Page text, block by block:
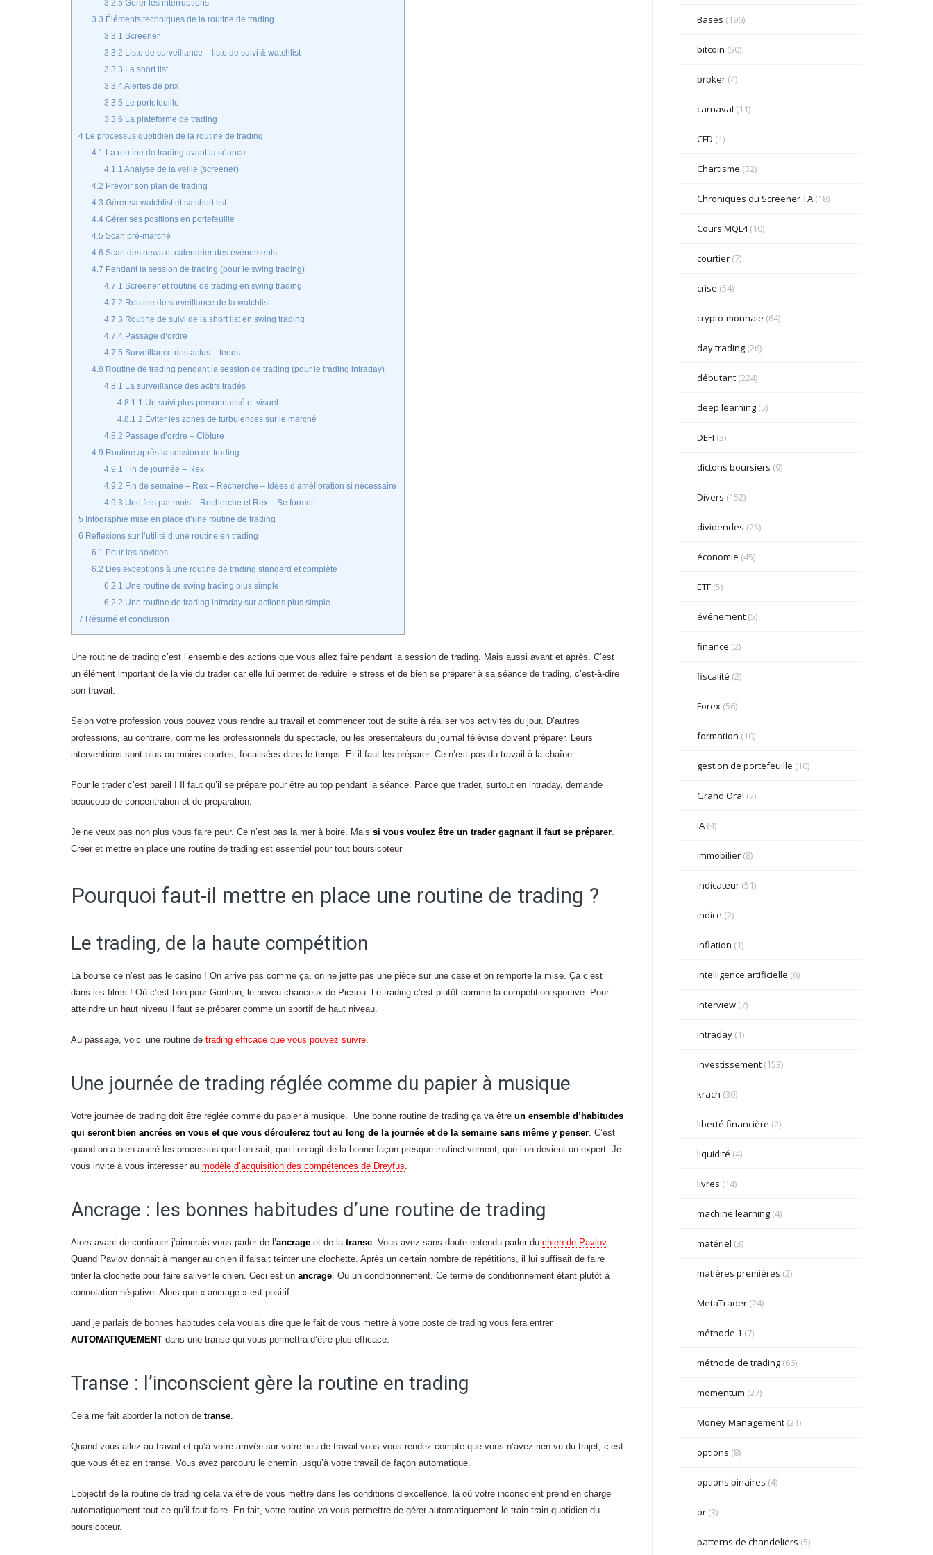
3.2.5 Gérer les interruptions
3.3 Éléments techniques de la routine de trading
3.3.1 Screener
3.3.2 Liste de surveillance – liste de suivi & watchlist
3.3.3 La short list
3.3.4Alertes de prix
3.3.5 Le portefeuille
3.3.6 La plateforme de trading
4 Le processus quotidien de la routine de trading
4.1 La routine de trading avant la séance
4.1.1 Analyse de la veille (screener)
4.2 Prévoir son plan de trading
4.3 Gérer sa watchlist et sa short list
4.4Gérer ses positions en portefeuille
4.5 Scan pré-marché
4.6 Scan des news et calendrier des événements
4.7 Pendant la session de trading (pour le swing trading)
4.7.1 Screener et routine de trading en swing trading
4.7.2 Routine de surveillance de la watchlist
4.7.3 Routine de suivi de la short list en swing trading
4.7.4 Passage d’ordre
4.7.5 Surveillance des actus – feeds
4.8 Routine de trading pendant la session de trading (pour le trading intraday)
4.8.1 La surveillance des actifs tradés
4.8.1.1 Un suivi plus personnalisé et visuel
4.8.1.2 Éviter les zones de turbulences sur le marché
4.8.2 Passage d’ordre – Clôture
4.9 Routine après la session de trading
4.9.1 Fin de journée – Rex
4.9.2 Fin de semaine – Rex – Recherche – Idées d’amélioration si nécessaire
4.9.3 Une fois par mois – Recherche et Rex – Se former
5 Infographie mise en place d’une routine de trading
6 Réflexions sur l’utilité d’une routine en trading
6.1 Pour les novices
6.2 Des exceptions à une routine de trading standard et complète
6.2.1 Une routine de swing trading plus simple
6.2.2 Une routine de trading intraday sur actions plus simple
7 Résumé et conclusion
Une routine de trading c’est l’ensemble des actions que vous allez faire pendant la session de trading. Mais aussi avant et après. C’est
un élément important de la vie du trader car elle lui permet de réduire le stress et de bien se préparer à sa séance de trading, c’est-à-dire
son travail.
Selon votre profession vous pouvez vous rendre au travail et commencer tout de suite à réaliser vos activités du jour. D’autres
professions, au contraire, comme les professionnels du spectacle, ou les présentateurs du journal télévisé doivent préparer. Leurs
interventions sont plus ou moins courtes, focalisées dans le temps. Et il faut les préparer. Ce n’est pas du travail à la chaîne.
Pour le trader c’est pareil ! Il faut qu’il se prépare pour être au top pendant la séance. Parce que trader, surtout en intraday, demande
beaucoup de concentration et de préparation.
Je ne veux pas non plus vous faire peur. Ce n’est pas la mer à boire. Mais si vous voulez être un trader gagnant il faut se préparer.
Créer et mettre en place une routine de trading est essentiel pour tout boursicoteur
Pourquoi faut-il mettre en place une routine de trading ?
Le trading, de la haute compétition
La bourse ce n’est pas le casino ! On arrive pas comme ça, on ne jette pas une pièce sur une case et on remporte la mise. Ça c’est
dans les films ! Où c’est bon pour Gontran, le neveu chanceux de Picsou. Le trading c’est plutôt comme la compétition sportive. Pour
atteindre un haut niveau il faut se préparer comme un sportif de haut niveau.
Au passage, voici une routine de trading efficace que vous pouvez suivre.
Une journée de trading réglée comme du papier à musique
Votre journée de trading doit être réglée comme du papier à musique. Une bonne routine de trading ça va être un ensemble d’habitudes
qui seront bien ancrées en vous et que vous déroulerez tout au long de la journée et de la semaine sans même y penser. C’est
quand on a bien ancré les processus que l’on suit, que l’on agit de la bonne façon presque instinctivement, que l’on devient un expert. Je
vous invite à vous intéresser au modèle d’acquisition des compétences de Dreyfus.
Ancrage : les bonnes habitudes d’une routine de trading
Alors avant de continuer j’aimerais vous parler de l’ancrage et de la transe. Vous avez sans doute entendu parler du chien de Pavlov.
Quand Pavlov donnait à manger au chien il faisait teinter une clochette. Après un certain nombre de répétitions, il lui suffisait de faire
tinter la clochette pour faire saliver le chien. Ceci est un ancrage. Ou un conditionnement. Ce terme de conditionnement étant plutôt à
connotation négative. Alors que « ancrage » est positif.
uand je parlais de bonnes habitudes cela voulais dire que le fait de vous mettre à votre poste de trading vous fera entrer
AUTOMATIQUEMENT dans une transe qui vous permettra d’être plus efficace.
Transe : l’inconscient gère la routine en trading
Cela me fait aborder la notion de transe.
Quand vous allez au travail et qu’à votre arrivée sur votre lieu de travail vous vous rendez compte que vous n’avez rien vu du trajet, c’est
que vous étiez en transe. Vous avez parcouru le chemin jusqu’à votre travail de façon automatique.
L’objectif de la routine de trading cela va être de vous mettre dans les conditions d’excellence, là où votre inconscient prend en charge
automatiquement tout ce qu’il faut faire. En fait, votre routine va vous permettre de gérer automatiquement le train-train quotidien du
boursicoteur.
Bases (196)
bitcoin (50)
broker(4)
carnaval (11)
CFD (1)
Chartisme (32)
Chroniques du Screener TA(18)
Cours MQL4(10)
courtier(7)
crise (54)
crypto-monnaie (64)
day trading(26)
débutant(224)
deep learning(5)
DEFI (3)
dictons boursiers (9)
Divers (152)
dividendes (25)
économie (45)
ETF(5)
événement(5)
finance (2)
fiscalité (2)
Forex(56)
formation (10)
gestion de portefeuille (10)
Grand Oral (7)
IA(4)
immobilier(8)
indicateur(51)
indice (2)
inflation (1)
intelligence artificielle (6)
interview(7)
intraday(1)
investissement(153)
krach (30)
liberté financière (2)
liquidité (4)
livres (14)
machine learning(4)
matériel (3)
matières premières (2)
MetaTrader(24)
méthode 1 (7)
méthode de trading(66)
momentum (27)
Money Management(21)
options (8)
options binaires (4)
or(3)
patterns de chandeliers (5)